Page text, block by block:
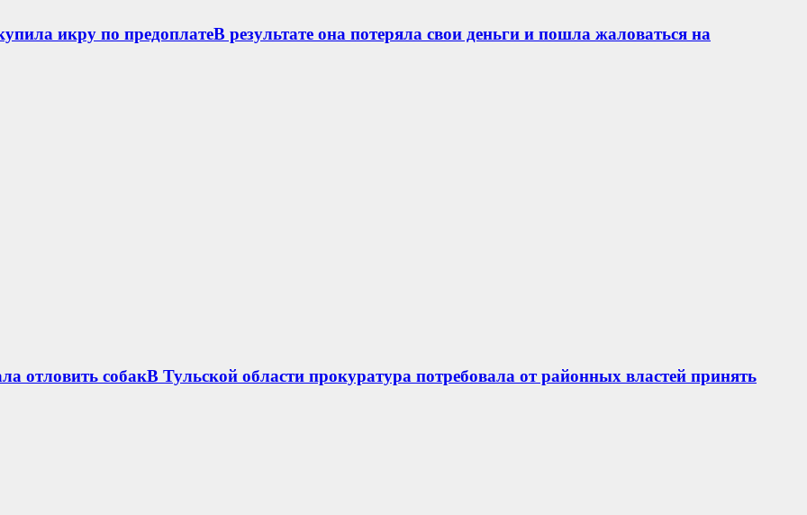
икру по предоплатеВ результате она потеряла свои деньги и пошла жаловаться на
отловить собакВ Тульской области прокуратура потребовала от районных властей принять